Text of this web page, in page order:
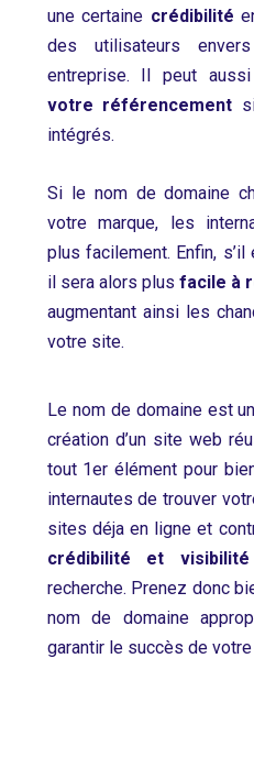
une certaine crédibilité
des utilisateurs
entreprise. Il peut aussi
votre référencement
intégrés.
Si le nom de domaine
votre marque, les
plus facilement. Enfin,
il sera alors plus facile à
augmentant ainsi les
votre site.
Le nom de domaine est
création d’un site web
tout 1er élément pour
internautes de trouver
sites déja en ligne et
crédibilité et visibilité
recherche. Prenez donc
nom de domaine
garantir le succès de